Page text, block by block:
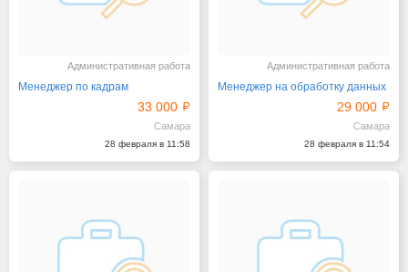
Административная работа
Менеджер по кадрам
33 000
Самара
28 февраля в 11:58
Административная работа
Менеджер на обработку данных
29 000
Самара
28 февраля в 11:54